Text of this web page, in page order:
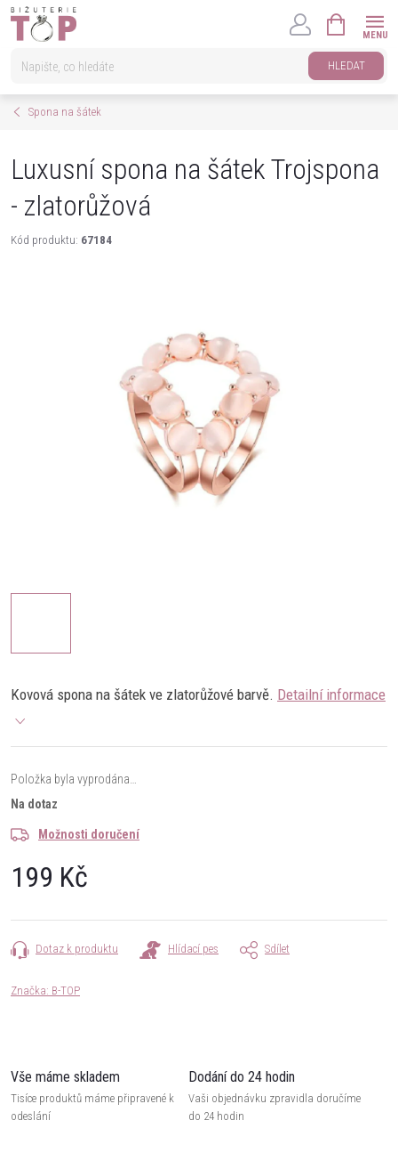
Přejít
HLEDAT
KOŠÍK
Spona na šátek
Luxusní spona na šátek Trojspona
- zlatorůžová
Kód produktu: 67184
Kovová spona na šátek ve zlatorůžové barvě. Detailní informace
Položka byla vyprodána…
Na dotaz
Možnosti doručení
199 Kč
cena:
Dotaz k produktu Hlídací pes Sdílet
Značka: B-TOP
Vše máme skladem
Tisíce produktů máme připravené k
odeslání
Dodání do 24 hodin
Vaši objednávku zpravidla doručíme
do 24 hodin